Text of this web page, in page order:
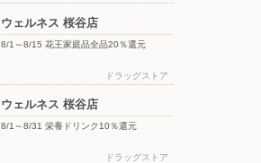
ウェルネス 桜谷店
8/1～8/15 花王家庭品全品20％還元
ドラッグストア
ウェルネス 桜谷店
8/1～8/31 栄養ドリンク10％還元
ドラッグストア